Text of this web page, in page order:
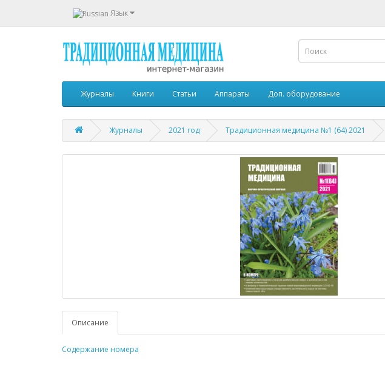
Язык
Журналы Книги Статьи Аппараты Доп. оборудование
Журналы 2021 год Традиционная медицина №1 (64) 2021
Описание
Содержание номера